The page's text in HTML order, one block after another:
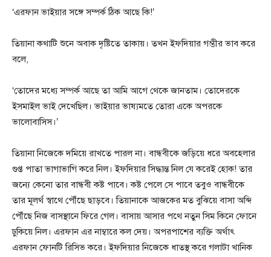
‘এরফান ভাইয়ার সঙ্গে সম্পর্ক ঠিক আছে কি!’
তিয়ানা কথাটি শুনে অবাক দৃষ্টিতে তাকায়। তখন ইফদিয়ার গম্ভীর ভাব করে
বলে,
‘তোদের মধ্যে সম্পর্ক আছে তা আমি আগে থেকে জানতাম। তোদেরকে
ইসমাইল ভাই দেখেছিল। ভাইয়ার ভাষ্যমতে তোরা একে অপরকে
ভালোবাসিস।’
তিয়ানা নিজেকে দমিয়ে রাখতে পারল না। বান্ধবীকে জড়িয়ে ধরে অবহেলার
গুপ্ত পাতা ভাগাভাগি করে নিল। ইফদিয়ার সিদ্ধান্ত নিল যে করেই হোক! তার
জন্যে কেনো তার বান্ধবী কষ্ট পাবে। কষ্ট পেলে সে পাবে তবুও বান্ধবীকে
তার মূলর্থ স্বাথে পৌঁছে ছাড়বে। তিয়ানাকে আজকের মত বুঝিয়ে বাসা অব্দি
পৌঁছে নিজ বাসস্থানে ফিরে গেল। বাসায় আসার পথে নতুন সিম কিনে ফোনে
ঢুকিয়ে নিল। এরফান এর নাম্বারে কল দেয়। অপরপাশের ব্যক্তি অর্থাৎ
এরফান ফোনটি রিসিভ করে। ইফদিয়ার নিজেকে ধাতস্থ করে গলাটা খানিক